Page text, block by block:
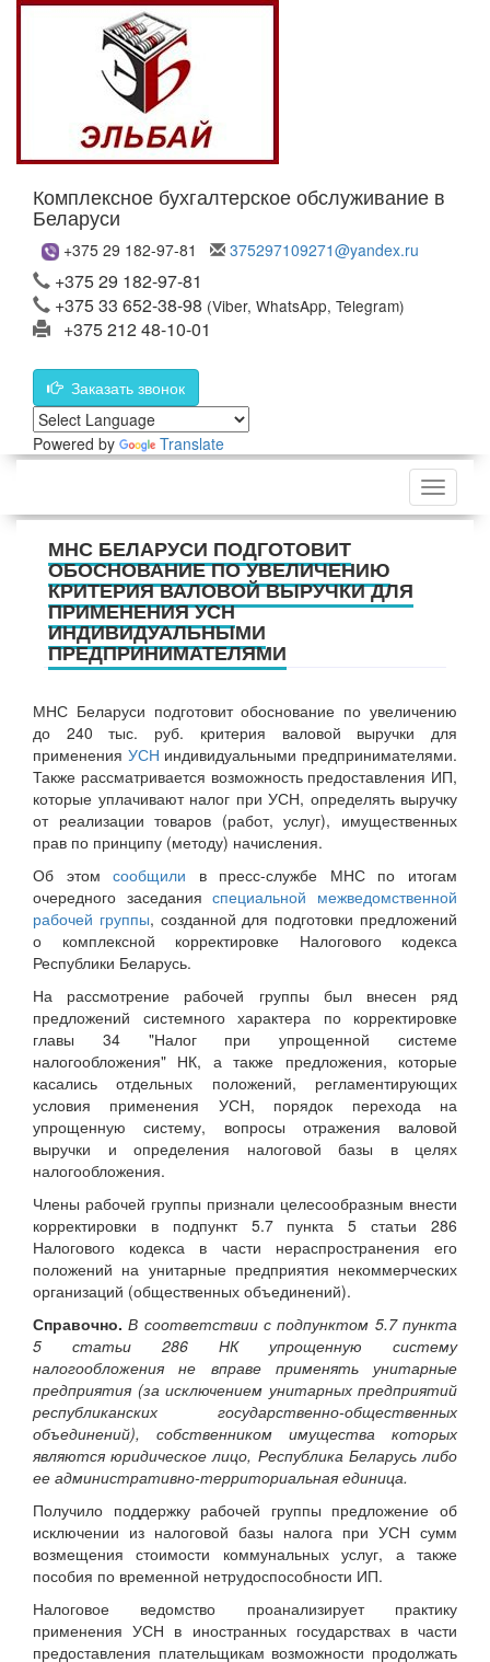
Комплексное бухгалтерское обслуживание в
Беларуси
+375 29 182-97-81 375297109271@yandex.ru
+375 29 182-97-81
+375 33 652-38-98 (Viber, WhatsApp, Telegram)
+375 212 48-10-01
Заказать звонок
Powered by Translate
Меню
МНС БЕЛАРУСИ ПОДГОТОВИТ
ОБОСНОВАНИЕ ПО УВЕЛИЧЕНИЮ
КРИТЕРИЯ ВАЛОВОЙ ВЫРУЧКИ ДЛЯ
ПРИМЕНЕНИЯ УСН
ИНДИВИДУАЛЬНЫМИ
ПРЕДПРИНИМАТЕЛЯМИ
МНС Беларуси подготовит обоснование по увеличению
до 240 тыс. руб. критерия валовой выручки для
применения УСН индивидуальными предпринимателями.
Также рассматривается возможность предоставления ИП,
которые уплачивают налог при УСН, определять выручку
от реализации товаров (работ, услуг), имущественных
прав по принципу (методу) начисления.
Об этом
сообщили
в пресс-службе МНС по итогам
очередного заседания специальной межведомственной
рабочей группы, созданной для подготовки предложений
о комплексной корректировке Налогового кодекса
Республики Беларусь.
На рассмотрение рабочей группы был внесен ряд
предложений системного характера по корректировке
главы 34 "Налог при упрощенной системе
налогообложения" НК, а также предложения, которые
касались отдельных положений, регламентирующих
условия применения УСН, порядок перехода на
упрощенную систему, вопросы отражения валовой
выручки и определения налоговой базы в целях
налогообложения.
Члены рабочей группы признали целесообразным внести
корректировки в подпункт 5.7 пункта 5 статьи 286
Налогового кодекса в части нераспространения его
положений на унитарные предприятия некоммерческих
организаций (общественных объединений).
Справочно. В соответствии с подпунктом 5.7 пункта
5 статьи 286 НК упрощенную систему
налогообложения не вправе применять унитарные
предприятия (за исключением унитарных предприятий
республиканских государственно-общественных
объединений), собственником имущества которых
являются юридическое лицо, Республика Беларусь либо
ее административно-территориальная единица.
Получило поддержку рабочей группы предложение об
исключении из налоговой базы налога при УСН сумм
возмещения стоимости коммунальных услуг, а также
пособия по временной нетрудоспособности ИП.
Налоговое ведомство проанализирует практику
применения УСН в иностранных государствах в части
предоставления плательщикам возможности продолжать